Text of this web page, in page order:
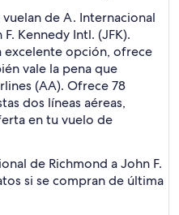
de A. Internacional
Kennedy Intl. (JFK).
excelente opción, ofrece
vale la pena que
(AA). Ofrece 78
dos líneas aéreas,
en tu vuelo de
de Richmond a John F.
si se compran de última